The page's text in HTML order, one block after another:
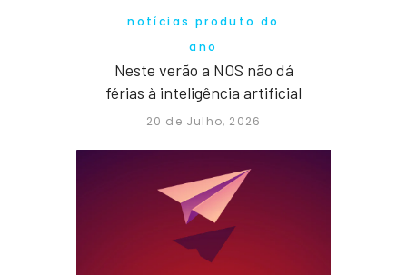
notícias produto do
ano
Neste verão a NOS não dá
férias à inteligência artificial
20 de Julho, 2026